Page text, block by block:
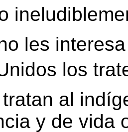
les
los
al
y de vida